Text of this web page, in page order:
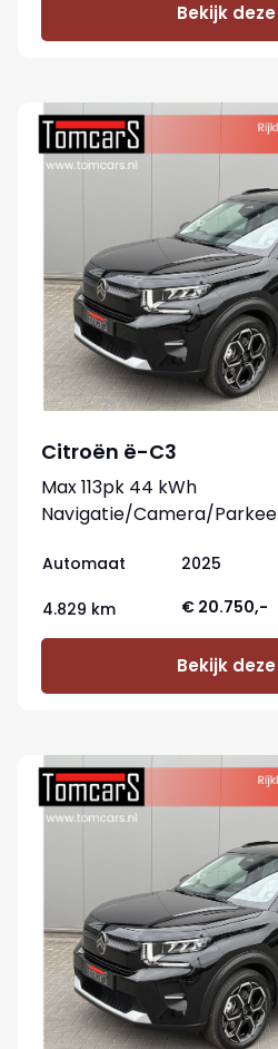
Bekijk
Citroën ë-C3
Max 113pk 44 kWh
Navigatie/Camera/
Automaat 2025
4.829 km € 20.750,-
Bekijk